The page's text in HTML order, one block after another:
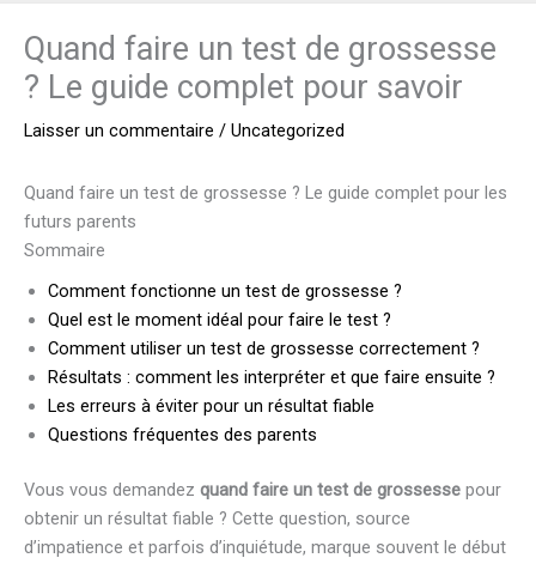
Quand faire un test de grossesse
? Le guide complet pour savoir
Laisser un commentaire / Uncategorized
Quand faire un test de grossesse ? Le guide complet pour les
futurs parents
Sommaire
Comment fonctionne un test de grossesse ?
Quel est le moment idéal pour faire le test ?
Comment utiliser un test de grossesse correctement ?
Résultats : comment les interpréter et que faire ensuite ?
Les erreurs à éviter pour un résultat fiable
Questions fréquentes des parents
Vous vous demandez quand faire un test de grossesse pour
obtenir un résultat fiable ? Cette question, source
d’impatience et parfois d’inquiétude, marque souvent le début